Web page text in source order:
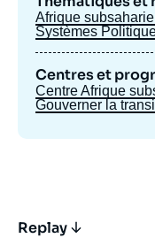
Afrique
Systèmes
Centres et
Centre Afrique
Gouverner la
Replay